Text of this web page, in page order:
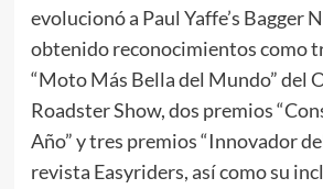
evolucionó a Paul Yaffe’s Bagger
obtenido reconocimientos como
“Moto Más Bella del Mundo” del
Roadster Show, dos premios
Año” y tres premios “Innovador
revista Easyriders, así como su